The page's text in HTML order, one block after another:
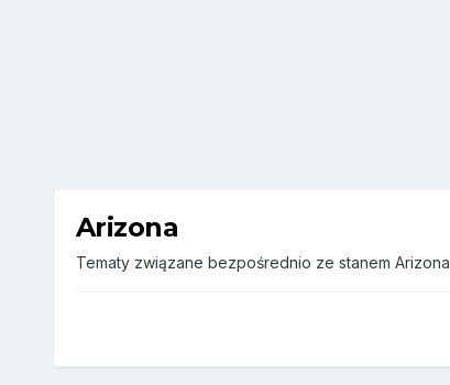
Arizona
Tematy związane bezpośrednio ze stanem Arizona